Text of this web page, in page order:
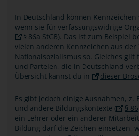
In Deutschland können Kennzeichen
wenn sie für verfassungswidrige
§ 86a StGB). Das ist zum Beispiel
vielen anderen Kennzeichen aus der
Nationalsozialismus so. Gleiches gilt
und Parteien, die in Deutschland
Übersicht kannst du in
dieser
Es gibt jedoch einige Ausnahmen, z.
und andere Bildungskontexte (
§ 86
ein Lehrer oder ein anderer
Bildung darf die Zeichen einsetzen,